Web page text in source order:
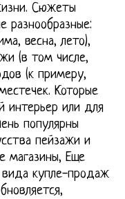
Сюжеты
разнообразные:
весна, лето),
(в том числе,
(к примеру,
Которые
интерьер или для
популярны
пейзажи и
магазины, Еще
вида купле-продаж